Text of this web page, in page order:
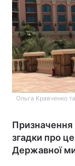
Ольга Кравченко
Призначення
згадки про
Державної